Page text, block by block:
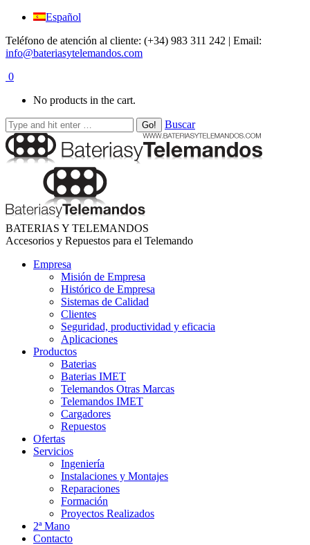
Español
Teléfono de atención al cliente: (+34) 983 311 242 | Email:
info@bateriasytelemandos.com
0
No products in the cart.
Buscar
BATERIAS Y TELEMANDOS
Accesorios y Repuestos para el Telemando
Empresa
Misión de Empresa
Histórico de Empresa
Sistemas de Calidad
Clientes
Seguridad, productividad y eficacia
Aplicaciones
Productos
Baterias
Baterias IMET
Telemandos Otras Marcas
Telemandos IMET
Cargadores
Repuestos
Ofertas
Servicios
Ingeniería
Instalaciones y Montajes
Reparaciones
Formación
Proyectos Realizados
2ª Mano
Contacto